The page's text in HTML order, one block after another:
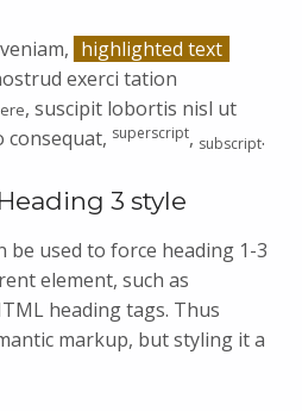
highlighted text
exerci tation
, suscipit lobortis nisl ut
consequat, superscript, subscript.
3 style
be used to force heading 1-3
element, such as
heading tags. Thus
markup, but styling it a